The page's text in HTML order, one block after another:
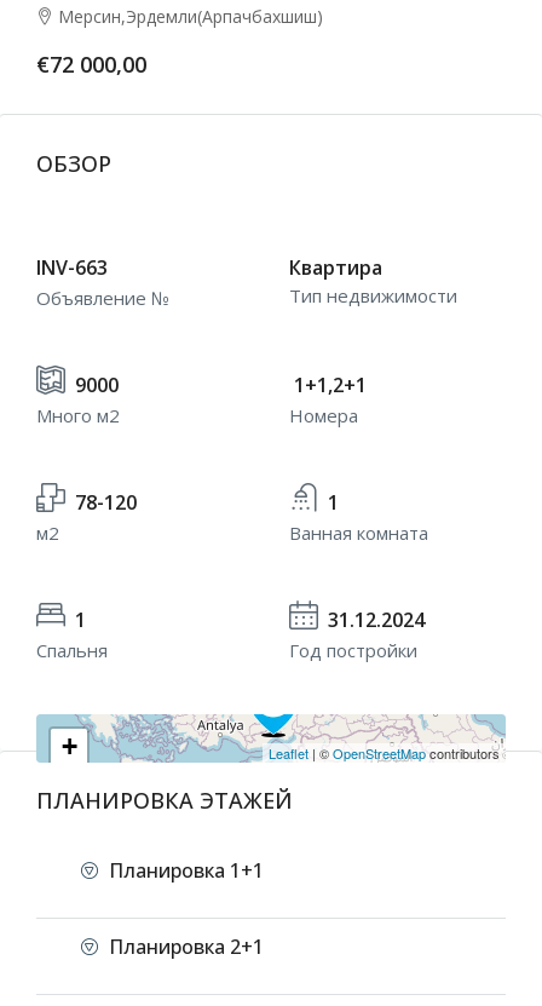
Мерсин,Эрдемли(Арпачбахшиш)
€72 000,00
ОБЗОР
INV-663
Объявление №
Квартира
Тип недвижимости
9000
Много м2
1+1,2+1
Номера
78-120
м2
1
Ванная комната
1
Спальня
31.12.2024
Год постройки
+
Leaflet | ©OpenStreetMapcontributors
ПЛАНИРОВКА ЭТАЖЕЙ
Планировка 1+1
Планировка 2+1